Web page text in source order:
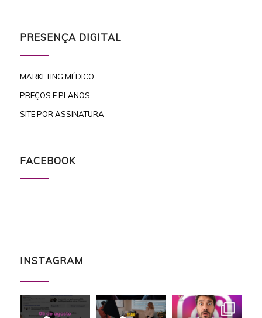
PRESENÇA DIGITAL
MARKETING MÉDICO
PREÇOS E PLANOS
SITE POR ASSINATURA
FACEBOOK
INSTAGRAM